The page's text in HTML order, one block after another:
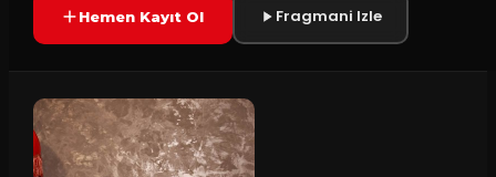
Hemen Kayıt Ol Fragmani Izle